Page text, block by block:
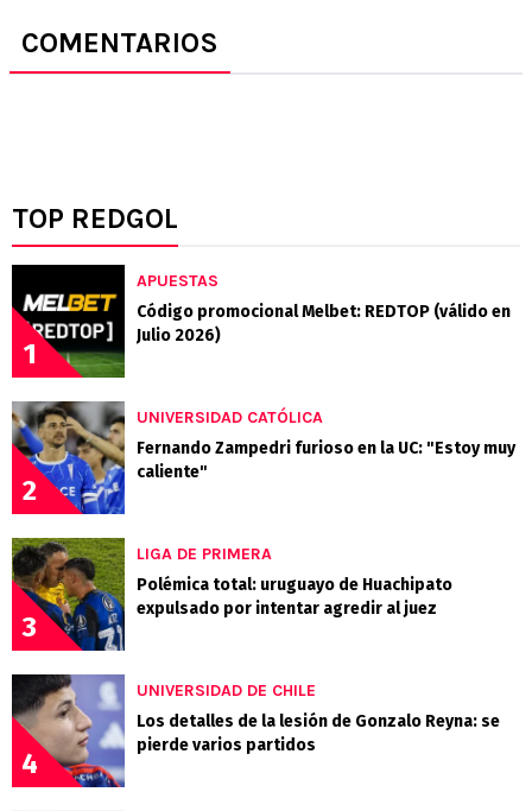
COMENTARIOS
TOP REDGOL
1
APUESTAS
Código promocional Melbet: REDTOP (válido en
Julio 2026)
2
UNIVERSIDAD CATÓLICA
Fernando Zampedri furioso en la UC: "Estoy muy
caliente"
3
LIGA DE PRIMERA
Polémica total: uruguayo de Huachipato
expulsado por intentar agredir al juez
4
UNIVERSIDAD DE CHILE
Los detalles de la lesión de Gonzalo Reyna: se
pierde varios partidos